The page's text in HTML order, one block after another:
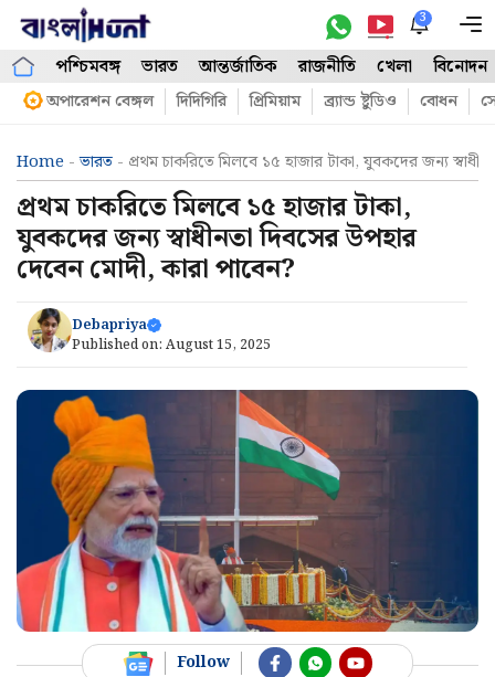
Skip
content
3
পশ্চিমবঙ্গ ভারত আন্তর্জাতিক রাজনীতি খেলা বিনোদন
অপারেশন বেঙ্গল দিদিগিরি প্রিমিয়াম ব্র্যান্ড ষ্টুডিও বোধন
Home -ভারত - প্রথম চাকরিতে মিলবে ১৫ হাজার টাকা, যুবকদের জন্য
প্রথম চাকরিতে মিলবে ১৫ হাজার টাকা,
যুবকদের জন্য স্বাধীনতা দিবসের উপহার
দেবেন মোদী, কারা পাবেন?
Debapriya
Published on: August 15, 2025
Follow